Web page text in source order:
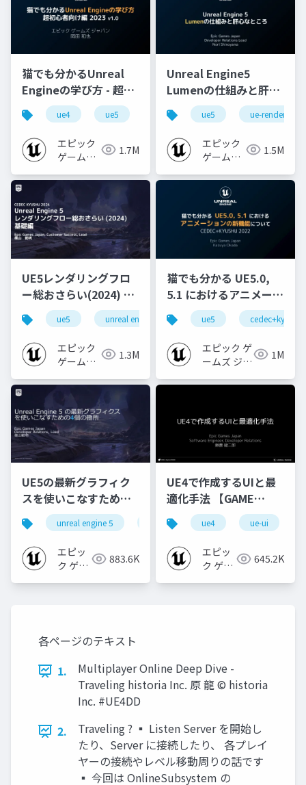
猫でも分かるUnreal
Engineの学び方 - 超初
心者向け編 - 2023 v1.0
ue4 ue5 ue-beginner
エピック
ゲームズ
1.7M
Unreal Engine5
Lumenの仕組みと肝心
なところ
ue5 ue-rendering
エピック
ゲームズ
1.5M
UE5レンダリングフロ
ー総おさらい(2024) 基
礎編！
[CEDEC+KYUSHU
2024]
ue5 unreal engine ue-rendering
エピック
ゲームズ
1.3M
猫でも分かる UE5.0,
5.1 におけるアニメーシ
ョンの新機能について
【CEDEC+KYUSHU
2022】
ue5 cedec+kyushu
エピック ゲ
ームズ ジャ
1M
UE5の最新グラフィク
スを使いこなすための4
個の勘所
[CEDEC+KYUSHU
2023]
unreal engine 5 cedec cedec+kyushu
エピッ
ク ゲー
883.6K
UE4で作成するUIと最
適化手法 【GAME
CREATORS
CONFERENCE '20】
ue4 ue-ui
エピッ
ク ゲー
645.2K
各ページのテキスト
1.
Multiplayer Online Deep Dive -
Traveling historia Inc. 原 龍 © historia
Inc. #UE4DD
2.
Traveling ? ▪ Listen Server を開始し
たり、Server に接続したり、 各プレイ
ヤーの接続やレベル移動周りの話です
▪ 今回は OnlineSubsystem の